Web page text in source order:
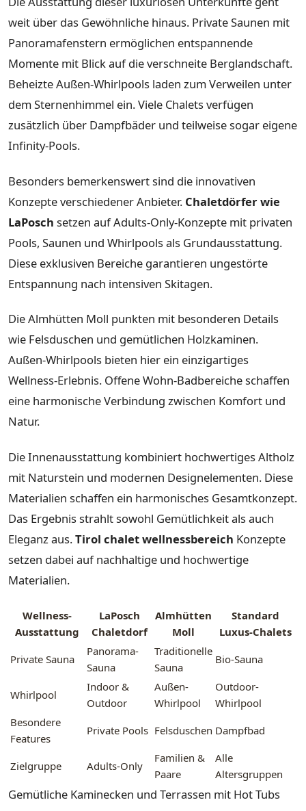
weit über das Gewöhnliche hinaus. Private Saunen mit
Panoramafenstern ermöglichen entspannende
Momente mit Blick auf die verschneite Berglandschaft.
Beheizte Außen-Whirlpools laden zum Verweilen unter
dem Sternenhimmel ein. Viele Chalets verfügen
zusätzlich über Dampfbäder und teilweise sogar eigene
Infinity-Pools.
Besonders bemerkenswert sind die innovativen
Konzepte verschiedener Anbieter. Chaletdörfer wie
LaPosch setzen auf Adults-Only-Konzepte mit privaten
Pools, Saunen und Whirlpools als Grundausstattung.
Diese exklusiven Bereiche garantieren ungestörte
Entspannung nach intensiven Skitagen.
Die Almhütten Moll punkten mit besonderen Details
wie Felsduschen und gemütlichen Holzkaminen.
Außen-Whirlpools bieten hier ein einzigartiges
Wellness-Erlebnis. Offene Wohn-Badbereiche schaffen
eine harmonische Verbindung zwischen Komfort und
Natur.
Die Innenausstattung kombiniert hochwertiges Altholz
mit Naturstein und modernen Designelementen. Diese
Materialien schaffen ein harmonisches Gesamtkonzept.
Das Ergebnis strahlt sowohl Gemütlichkeit als auch
Eleganz aus.Tirol chalet wellnessbereich Konzepte
setzen dabei auf nachhaltige und hochwertige
Materialien.
Wellness-
Ausstattung
LaPosch
Chaletdorf
Almhütten
Moll
Standard
Luxus-Chalets
Private Sauna
Panorama-
Sauna
Traditionelle
Sauna
Bio-Sauna
Whirlpool
Indoor &
Outdoor
Außen-
Whirlpool
Outdoor-
Whirlpool
Besondere
Features
Private Pools Felsduschen Dampfbad
Zielgruppe Adults-Only
Familien &
Paare
Alle
Altersgruppen
Gemütliche Kaminecken und Terrassen mit Hot Tubs